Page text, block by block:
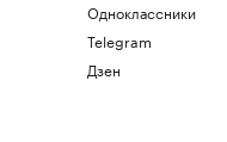
Одноклассники
Telegram
Дзен